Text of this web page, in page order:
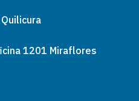
1201 Miraflores